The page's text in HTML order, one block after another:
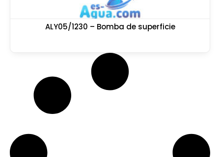
ALY05/1230 – Bomba de superficie